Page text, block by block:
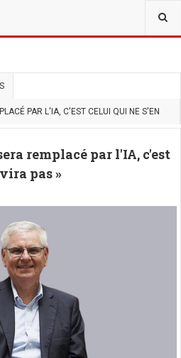
PAR L'IA, C'EST CELUI QUI NE S'EN
remplacé par l'IA, c'est
pas »